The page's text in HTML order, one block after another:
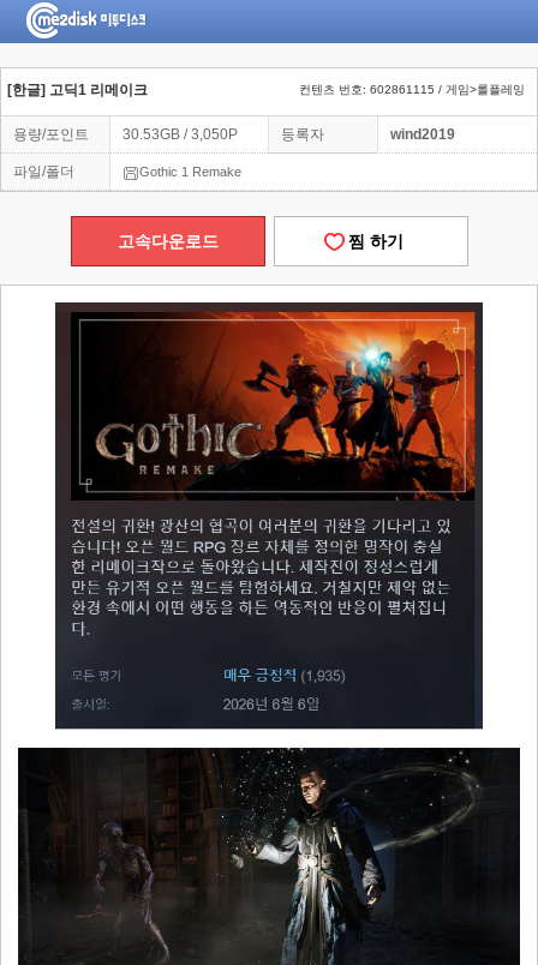
[한글] 고딕1 리메이크 컨텐츠 번호: 602861115 / 게임>롤플레잉
용량/포인트 30.53GB / 3,050P 등록자 wind2019
파일/폴더 Gothic 1 Remake
고속다운로드 찜 하기